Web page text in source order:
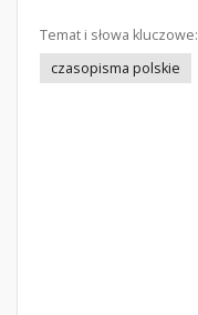
Temat i słowa kluczowe:
czasopisma polskie